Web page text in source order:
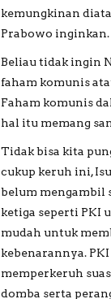
kemungkinan
Prabowo inginkan.
Beliau tidak ingin
faham komunis
Faham komunis
hal itu memang
Tidak bisa kita
cukup keruh ini,
belum mengambil
ketiga seperti PKI
mudah untuk
kebenarannya.
memperkeruh
domba serta